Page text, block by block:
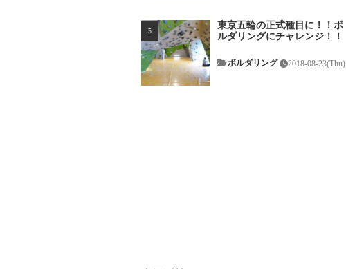
東京五輪の正式種目に！！ボ
ルダリングにチャレンジ！！
2018-08-23(Thu)
ボルダリング